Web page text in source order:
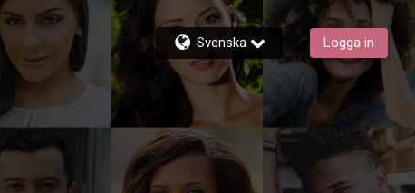
Svenska Logga in